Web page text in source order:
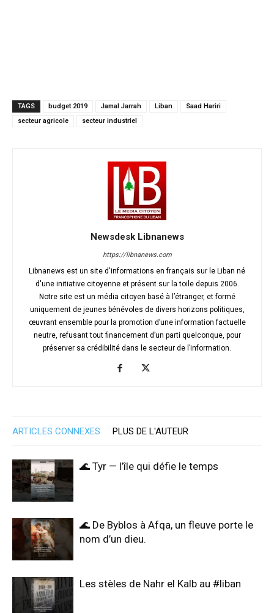
TAGS budget 2019 Jamal Jarrah Liban
Saad Hariri
secteur agricole
secteur industriel
Newsdesk Libnanews
https://libnanews.com
Libnanews est un site d'informations en français sur le Liban né
d'une initiative citoyenne et présent sur la toile depuis 2006.
Notre site est un média citoyen basé à l’étranger, et formé
uniquement de jeunes bénévoles de divers horizons politiques,
œuvrant ensemble pour la promotion d’une information factuelle
neutre, refusant tout financement d’un parti quelconque, pour
préserver sa crédibilité dans le secteur de l’information.
ARTICLES CONNEXES PLUS DE L'AUTEUR
🌊 Tyr — l’île qui défie le temps
🌊 De Byblos à Afqa, un fleuve porte le
nom d’un dieu.
Les stèles de Nahr el Kalb au #liban